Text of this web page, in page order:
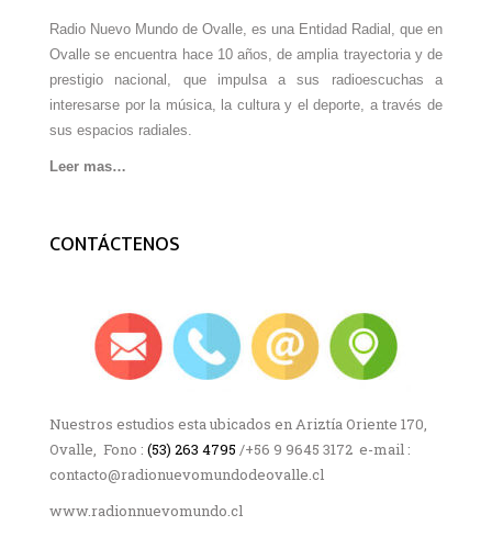
Radio Nuevo Mundo de Ovalle, es una Entidad Radial, que en
Ovalle se encuentra hace 10 años, de amplia trayectoria y de
prestigio nacional, que impulsa a sus radioescuchas a
interesarse por la música, la cultura y el deporte, a través de
sus espacios radiales.
Leer mas…
CONTÁCTENOS
Nuestros estudios esta ubicados en Ariztía Oriente 170,
Ovalle, Fono : (53) 263 4795 /+56 9 9645 3172 e-mail :
contacto@radionuevomundodeovalle.cl
www.radionnuevomundo.cl